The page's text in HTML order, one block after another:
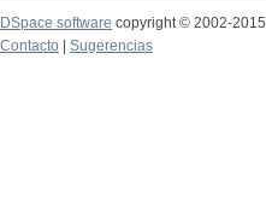
DSpace software copyright © 2002-2015
Contacto
Sugerencias